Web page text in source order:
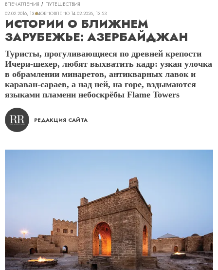
ВПЕЧАТЛЕНИЯ
ПУТЕШЕСТВИЯ
02.02.2016, 13:24ОБНОВЛЕНО 14.02.2026, 13:53
ИСТОРИИ О БЛИЖНЕМ
ЗАРУБЕЖЬЕ: АЗЕРБАЙДЖАН
Туристы, прогуливающиеся по древней крепости
Ичери-шехер, любят выхватить кадр: узкая улочка
в обрамлении минаретов, антикварных лавок и
караван-сараев, а над ней, на горе, вздымаются
языками пламени небоскрёбы Flame Towers
РЕДАКЦИЯ САЙТА